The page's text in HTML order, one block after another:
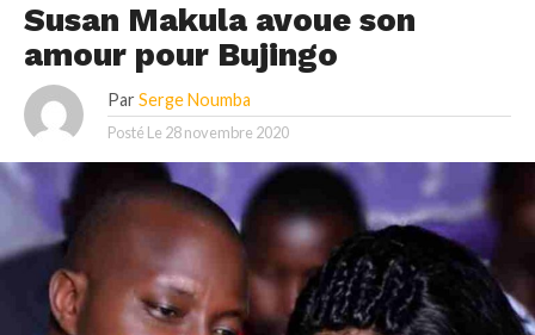
Susan Makula avoue son
amour pour Bujingo
Par Serge Noumba
Posté Le 28 novembre 2020